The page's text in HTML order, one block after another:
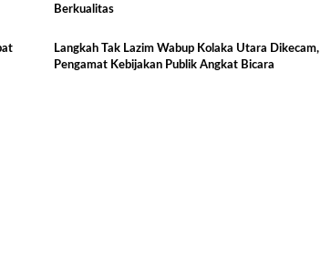
Berkualitas
Langkah Tak Lazim Wabup Kolaka Utara Dikecam,
Pengamat Kebijakan Publik Angkat Bicara